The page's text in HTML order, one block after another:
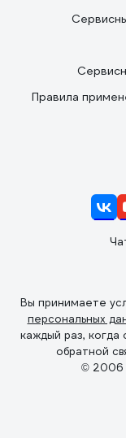
Правила
Вы принимаете
персональных
каждый раз,
обратной
© 2006